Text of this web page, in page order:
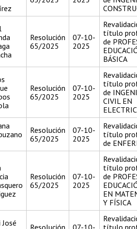
Resolución
65/2025
07-10-
2025
título
de
BÁSICA
Resolución
65/2025
07-10-
2025
título
de
CIVIL EN
Resolución
65/2025
07-10-
2025
título
de
Resolución
65/2025
07-10-
2025
título
de
EN
Y FÍSICA
José